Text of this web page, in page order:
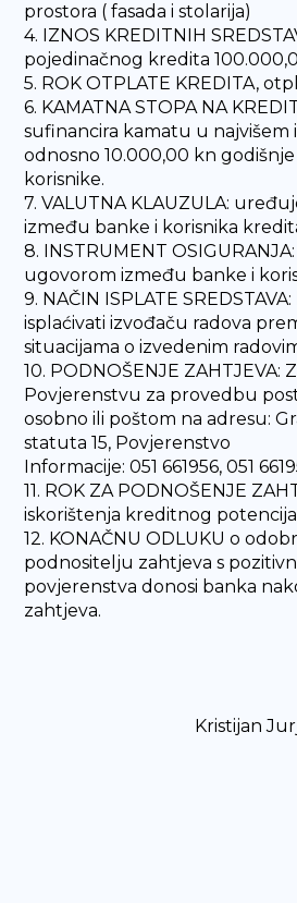
prostora ( fasada i stolarija)
4. IZNOS KREDITNIH
pojedinačnog kredita
5. ROK OTPLATE KREDITA,
6. KAMATNA STOPA NA
sufinancira kamatu u najvišem
odnosno 10.000,00 kn
korisnike.
7. VALUTNA KLAUZULA:
između banke i korisnika
8. INSTRUMENT
ugovorom između banke i
9. NAČIN ISPLATE
isplaćivati izvođaču radova
situacijama o izvedenim
10. PODNOŠENJE ZAHTJEVA:
Povjerenstvu za provedbu
osobno ili poštom na adresu:
statuta 15, Povjerenstvo
Informacije: 051 661956, 051
11. ROK ZA PODNOŠENJE
iskorištenja kreditnog
12. KONAČNU ODLUKU o
podnositelju zahtjeva s
povjerenstva donosi banka
zahtjeva.
Kristijan